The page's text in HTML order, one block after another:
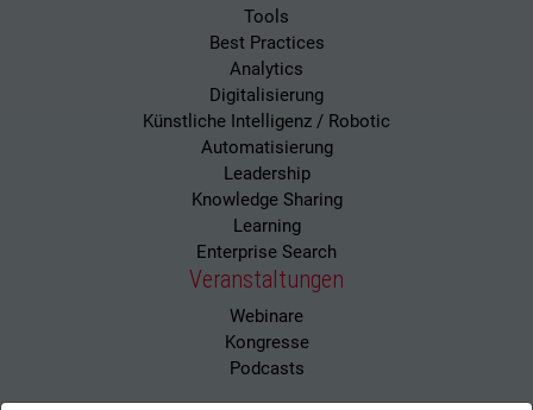
Tools
Best Practices
Analytics
Digitalisierung
Künstliche Intelligenz / Robotic
Automatisierung
Leadership
Knowledge Sharing
Learning
Enterprise Search
Veranstaltungen
Webinare
Kongresse
Podcasts